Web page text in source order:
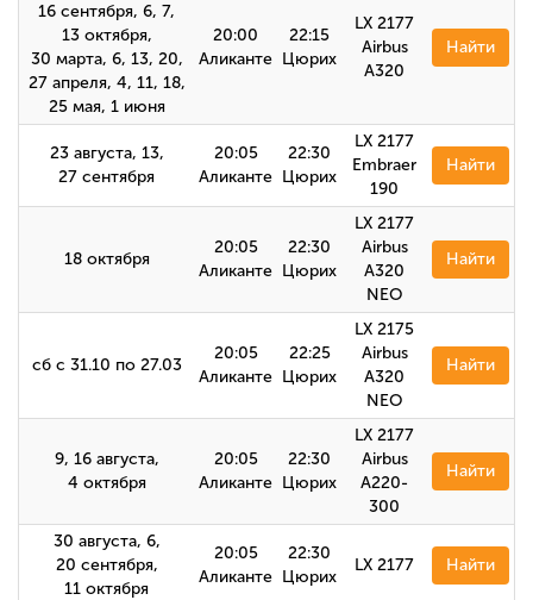
16 сентября, 6, 7,
13 октября,
30 марта, 6, 13, 20,
27 апреля, 4, 11, 18,
25 мая, 1 июня
20:00
Аликанте
22:15
Цюрих
LX 2177
Airbus
A320
Найти
23 августа, 13,
27 сентября
20:05
Аликанте
22:30
Цюрих
LX 2177
Embraer
190
Найти
18 октября
20:05
Аликанте
22:30
Цюрих
LX 2177
Airbus
A320
NEO
Найти
сб с 31.10 по 27.03
20:05
Аликанте
22:25
Цюрих
LX 2175
Airbus
A320
NEO
Найти
9, 16 августа,
4 октября
20:05
Аликанте
22:30
Цюрих
LX 2177
Airbus
A220-
300
Найти
30 августа, 6,
20 сентября,
11 октября
20:05
Аликанте
22:30
Цюрих
LX 2177 Найти